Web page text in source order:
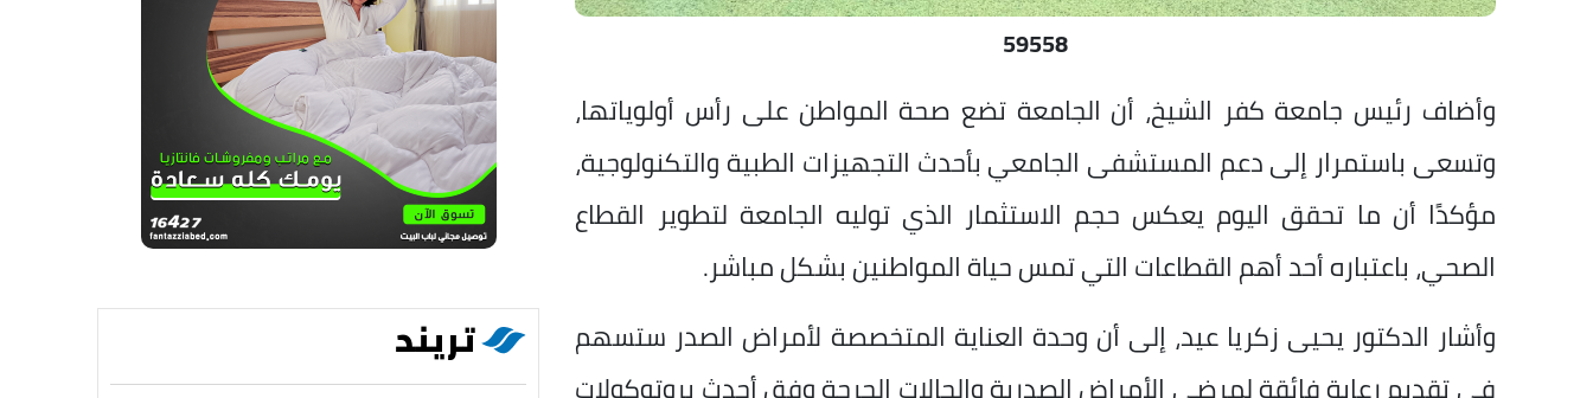
59558
وأضاف رئيس جامعة كفر الشيخ، أن الجامعة تضع صحة المواطن على رأس أولوياتها،
وتسعى باستمرار إلى دعم المستشفى الجامعي بأحدث التجهيزات الطبية والتكنولوجية،
مؤكدًا أن ما تحقق اليوم يعكس حجم الاستثمار الذي توليه الجامعة لتطوير القطاع
الصحي، باعتباره أحد أهم القطاعات التي تمس حياة المواطنين بشكل مباشر.
وأشار الدكتور يحيى زكريا عيد، إلى أن وحدة العناية المتخصصة لأمراض الصدر ستسهم
تريند